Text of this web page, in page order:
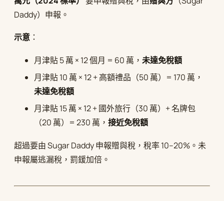
Daddy）申報。
示意 ：
月津貼 5 萬 × 12 個月 = 60 萬， 未達免稅額
月津貼 10 萬 × 12 + 高額禮品（50 萬）= 170 萬，
未達免稅額
月津貼 15 萬 × 12 + 國外旅行（30 萬）+ 名牌包
（20 萬）= 230 萬， 接近免稅額
超過要由 Sugar Daddy 申報贈與稅，稅率 10–20%。未
申報屬逃漏稅，罰鍰加倍。